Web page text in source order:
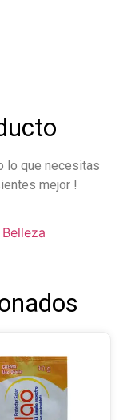
lo que necesitas
mejor !
Belleza